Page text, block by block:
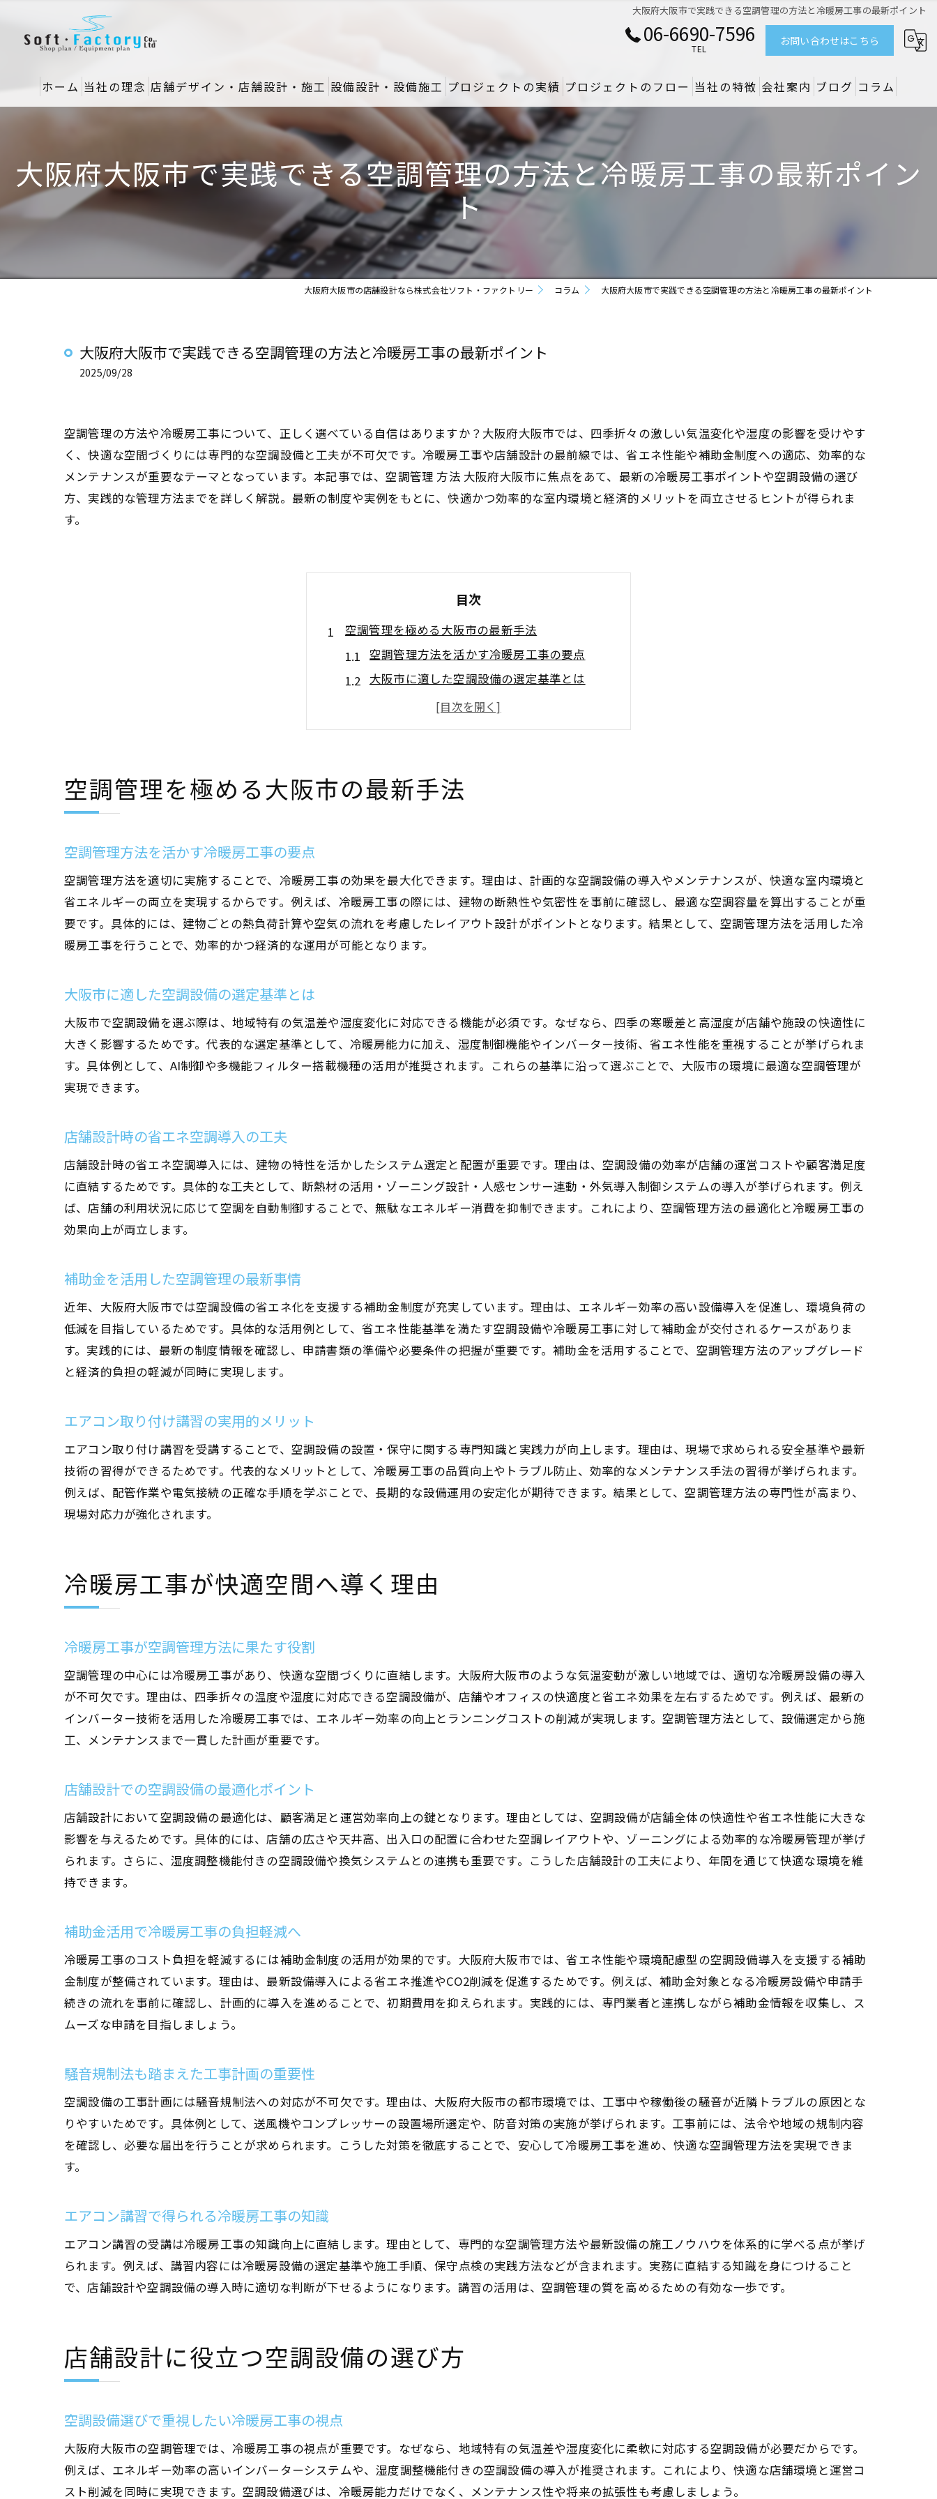
大阪府大阪市で実践できる空調管理の方法と冷暖房工事の最新ポイント
06-6690-7596
TEL
お問い合わせはこちら
ホーム 当社の理念 店舗デザイン・店舗設計・施工 設備設計・設備施工 プロジェクトの実績 プロジェクトのフロー 当社の特徴
デザイン
会社案内 ブログ コラム
大阪府大阪市で実践できる空調管理の方法と冷暖房工事の最新ポイン
ト
大阪府大阪市の店舗設計なら株式会社ソフト・ファクトリー コラム 大阪府大阪市で実践できる空調管理の方法と冷暖房工事の最新ポイント
大阪府大阪市で実践できる空調管理の方法と冷暖房工事の最新ポイント
2025/09/28
空調管理の方法や冷暖房工事について、正しく選べている自信はありますか？大阪府大阪市では、四季折々の激しい気温変化や湿度の影響を受けやす
く、快適な空間づくりには専門的な空調設備と工夫が不可欠です。冷暖房工事や店舗設計の最前線では、省エネ性能や補助金制度への適応、効率的な
メンテナンスが重要なテーマとなっています。本記事では、空調管理 方法 大阪府大阪市に焦点をあて、最新の冷暖房工事ポイントや空調設備の選び
方、実践的な管理方法までを詳しく解説。最新の制度や実例をもとに、快適かつ効率的な室内環境と経済的メリットを両立させるヒントが得られま
す。
目次
空調管理を極める大阪市の最新手法
空調管理方法を活かす冷暖房工事の要点
大阪市に適した空調設備の選定基準とは
店舗設計時の省エネ空調導入の工夫
補助金を活用した空調管理の最新事情
冷暖房工事が快適空間へ導く理由
冷暖房工事が空調管理方法に果たす役割
騒音規制法も踏まえた工事計画の重要性
エアコン講習で得られる冷暖房工事の知識
店舗設計に役立つ空調設備の選び方
空調設備選びで重視したい冷暖房工事の視点
補助金を活用した最新設備導入の流れ
職業訓練で得られる空調設備の実践知識
補助金活用で賢く進める空調管理術
空調管理方法と補助金活用の関係性
補助金対象となる設備選びのコツ解説
大阪市で注目の省エネ空調設備とは
補助金対象の省エネ機種選びとポイント
ビルメン設備管理が注目する省エネ設備
エアコン講習が空調管理に及ぼす効果
夜間講習で得られる最新の空調技術情報
空調管理の実践力を高めるエアコン講習
空調管理を極める大阪市の最新手法
空調管理方法を活かす冷暖房工事の要点
空調管理方法を適切に実施することで、冷暖房工事の効果を最大化できます。理由は、計画的な空調設備の導入やメンテナンスが、快適な室内環境と
省エネルギーの両立を実現するからです。例えば、冷暖房工事の際には、建物の断熱性や気密性を事前に確認し、最適な空調容量を算出することが重
要です。具体的には、建物ごとの熱負荷計算や空気の流れを考慮したレイアウト設計がポイントとなります。結果として、空調管理方法を活用した冷
暖房工事を行うことで、効率的かつ経済的な運用が可能となります。
大阪市に適した空調設備の選定基準とは
大阪市で空調設備を選ぶ際は、地域特有の気温差や湿度変化に対応できる機能が必須です。なぜなら、四季の寒暖差と高湿度が店舗や施設の快適性に
大きく影響するためです。代表的な選定基準として、冷暖房能力に加え、湿度制御機能やインバーター技術、省エネ性能を重視することが挙げられま
す。具体例として、AI制御や多機能フィルター搭載機種の活用が推奨されます。これらの基準に沿って選ぶことで、大阪市の環境に最適な空調管理が
実現できます。
店舗設計時の省エネ空調導入の工夫
店舗設計時の省エネ空調導入には、建物の特性を活かしたシステム選定と配置が重要です。理由は、空調設備の効率が店舗の運営コストや顧客満足度
に直結するためです。具体的な工夫として、断熱材の活用・ゾーニング設計・人感センサー連動・外気導入制御システムの導入が挙げられます。例え
ば、店舗の利用状況に応じて空調を自動制御することで、無駄なエネルギー消費を抑制できます。これにより、空調管理方法の最適化と冷暖房工事の
効果向上が両立します。
補助金を活用した空調管理の最新事情
近年、大阪府大阪市では空調設備の省エネ化を支援する補助金制度が充実しています。理由は、エネルギー効率の高い設備導入を促進し、環境負荷の
低減を目指しているためです。具体的な活用例として、省エネ性能基準を満たす空調設備や冷暖房工事に対して補助金が交付されるケースがありま
す。実践的には、最新の制度情報を確認し、申請書類の準備や必要条件の把握が重要です。補助金を活用することで、空調管理方法のアップグレード
と経済的負担の軽減が同時に実現します。
エアコン取り付け講習の実用的メリット
エアコン取り付け講習を受講することで、空調設備の設置・保守に関する専門知識と実践力が向上します。理由は、現場で求められる安全基準や最新
技術の習得ができるためです。代表的なメリットとして、冷暖房工事の品質向上やトラブル防止、効率的なメンテナンス手法の習得が挙げられます。
例えば、配管作業や電気接続の正確な手順を学ぶことで、長期的な設備運用の安定化が期待できます。結果として、空調管理方法の専門性が高まり、
現場対応力が強化されます。
冷暖房工事が快適空間へ導く理由
冷暖房工事が空調管理方法に果たす役割
空調管理の中心には冷暖房工事があり、快適な空間づくりに直結します。大阪府大阪市のような気温変動が激しい地域では、適切な冷暖房設備の導入
が不可欠です。理由は、四季折々の温度や湿度に対応できる空調設備が、店舗やオフィスの快適度と省エネ効果を左右するためです。例えば、最新の
インバーター技術を活用した冷暖房工事では、エネルギー効率の向上とランニングコストの削減が実現します。空調管理方法として、設備選定から施
工、メンテナンスまで一貫した計画が重要です。
店舗設計での空調設備の最適化ポイント
店舗設計において空調設備の最適化は、顧客満足と運営効率向上の鍵となります。理由としては、空調設備が店舗全体の快適性や省エネ性能に大きな
影響を与えるためです。具体的には、店舗の広さや天井高、出入口の配置に合わせた空調レイアウトや、ゾーニングによる効率的な冷暖房管理が挙げ
られます。さらに、湿度調整機能付きの空調設備や換気システムとの連携も重要です。こうした店舗設計の工夫により、年間を通じて快適な環境を維
持できます。
補助金活用で冷暖房工事の負担軽減へ
冷暖房工事のコスト負担を軽減するには補助金制度の活用が効果的です。大阪府大阪市では、省エネ性能や環境配慮型の空調設備導入を支援する補助
金制度が整備されています。理由は、最新設備導入による省エネ推進やCO2削減を促進するためです。例えば、補助金対象となる冷暖房設備や申請手
続きの流れを事前に確認し、計画的に導入を進めることで、初期費用を抑えられます。実践的には、専門業者と連携しながら補助金情報を収集し、ス
ムーズな申請を目指しましょう。
騒音規制法も踏まえた工事計画の重要性
空調設備の工事計画には騒音規制法への対応が不可欠です。理由は、大阪府大阪市の都市環境では、工事中や稼働後の騒音が近隣トラブルの原因とな
りやすいためです。具体例として、送風機やコンプレッサーの設置場所選定や、防音対策の実施が挙げられます。工事前には、法令や地域の規制内容
を確認し、必要な届出を行うことが求められます。こうした対策を徹底することで、安心して冷暖房工事を進め、快適な空調管理方法を実現できま
す。
エアコン講習で得られる冷暖房工事の知識
エアコン講習の受講は冷暖房工事の知識向上に直結します。理由として、専門的な空調管理方法や最新設備の施工ノウハウを体系的に学べる点が挙げ
られます。例えば、講習内容には冷暖房設備の選定基準や施工手順、保守点検の実践方法などが含まれます。実務に直結する知識を身につけること
で、店舗設計や空調設備の導入時に適切な判断が下せるようになります。講習の活用は、空調管理の質を高めるための有効な一歩です。
店舗設計に役立つ空調設備の選び方
空調設備選びで重視したい冷暖房工事の視点
大阪府大阪市の空調管理では、冷暖房工事の視点が重要です。なぜなら、地域特有の気温差や湿度変化に柔軟に対応する空調設備が必要だからです。
例えば、エネルギー効率の高いインバーターシステムや、湿度調整機能付きの空調設備の導入が推奨されます。これにより、快適な店舗環境と運営コ
スト削減を同時に実現できます。空調設備選びは、冷暖房能力だけでなく、メンテナンス性や将来の拡張性も考慮しましょう。